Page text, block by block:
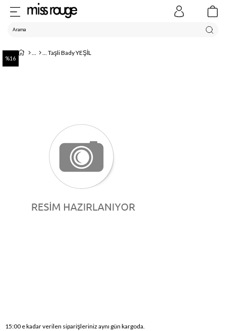
Taşli Bady YEŞİL
16
15:00 e kadar verilen siparişleriniz aynı gün kargoda.